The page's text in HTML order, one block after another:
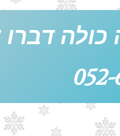
דברו
052-